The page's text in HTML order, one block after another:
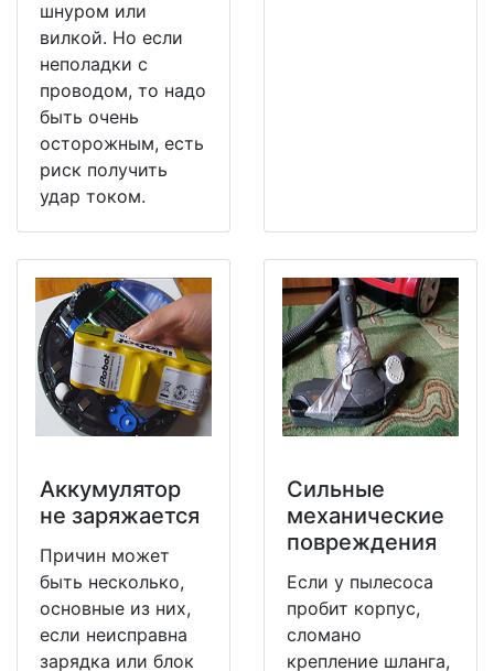
шнуром или
вилкой. Но если
неполадки с
проводом, то надо
быть очень
осторожным, есть
риск получить
удар током.
Аккумулятор
не заряжается
Причин может
быть несколько,
основные из них,
если неисправна
зарядка или блок
Сильные
механические
повреждения
Если у пылесоса
пробит корпус,
сломано
крепление шланга,